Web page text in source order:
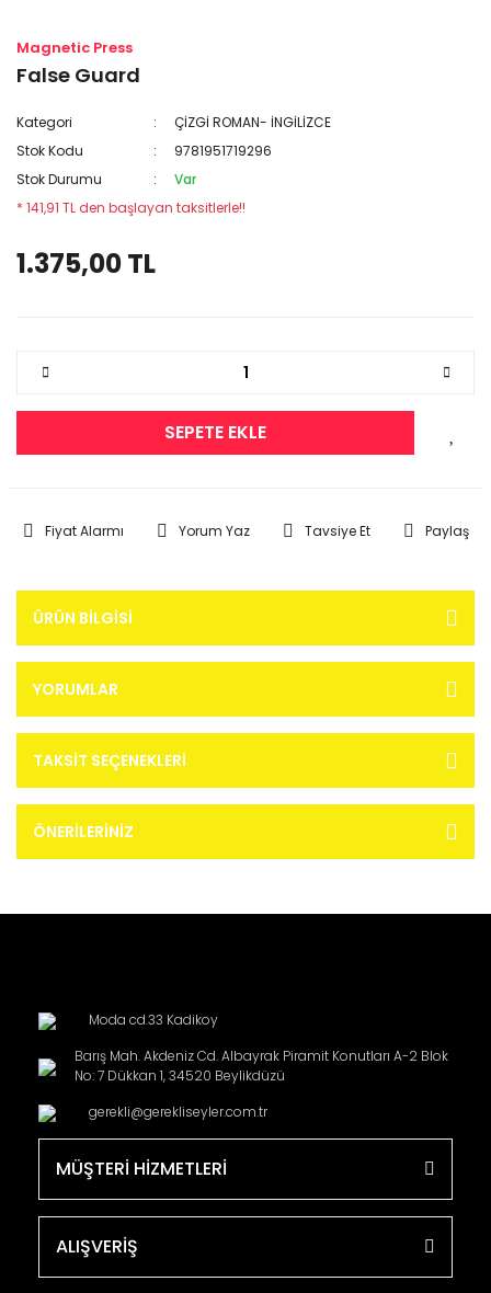
Magnetic Press
False Guard
Kategori
ÇİZGİ ROMAN- İNGİLİZCE
Stok Kodu
9781951719296
Stok Durumu
Var
* 141,91 TL den başlayan taksitlerle!!
1.375,00 TL
SEPETE EKLE
Fiyat Alarmı Yorum Yaz Tavsiye Et Paylaş
ÜRÜN BILGISI
YORUMLAR
TAKSIT SEÇENEKLERI
ÖNERILERINIZ
Moda cd.33 Kadikoy
Barış Mah. Akdeniz Cd. Albayrak Piramit Konutları A-2 Blok
No: 7 Dükkan 1, 34520 Beylikdüzü
gerekli@gerekliseyler.com.tr
MÜŞTERİ HİZMETLERİ
ALIŞVERİŞ